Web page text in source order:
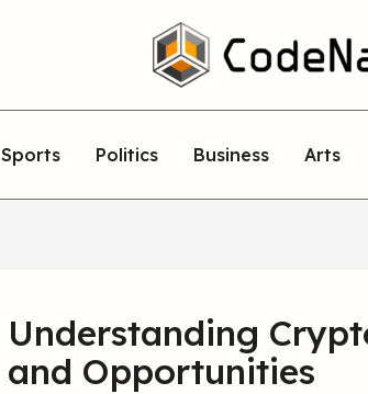
Sports Politics Business Arts
Understanding
and Opportunities